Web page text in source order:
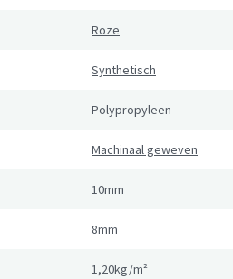
Roze
Synthetisch
Polypropyleen
Machinaal geweven
10mm
8mm
1,20kg/m²